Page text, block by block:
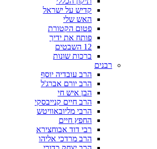
קדיש על ישראל
האש שלי
פטום הקטורת
פותח את ידיך
12 השבטים
ברכות שונות
רבנים
הרב עובדיה יוסף
הרב יורם אברג'ל
הבן איש חי
הרב חיים קנייבסקי
הרבי מליובאוויטש
החפץ חיים
רבי דוד אבוחצירא
הרב מרדכי אליהו